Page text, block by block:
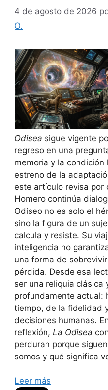
4 de agosto de 2026
O.
Odisea sigue vigente
regreso en una
memoria y la
estreno de la
este artículo revisa por
Homero continúa
Odiseo no es solo el
sino la figura de un
calcula y resiste. Su
inteligencia no
una forma de
pérdida. Desde esa
ser una reliquia clásica
profundamente actual:
tiempo, de la fidelidad
decisiones humanas.
reflexión, La Odisea
perduran porque
somos y qué significa
Leer más